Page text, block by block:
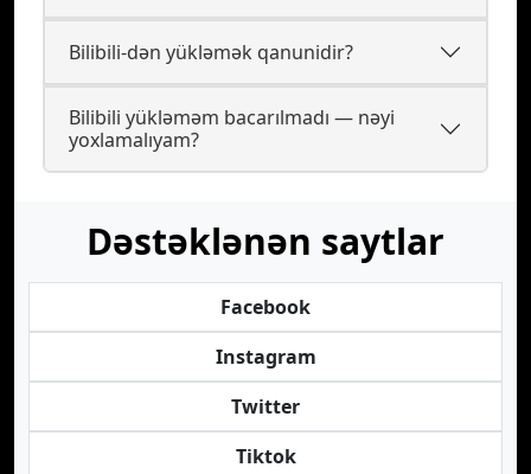
Bilibili-dən yükləmək qanunidir?
Bilibili yükləməm bacarılmadı — nəyi
yoxlamalıyam?
Dəstəklənən saytlar
Facebook
Instagram
Twitter
Tiktok